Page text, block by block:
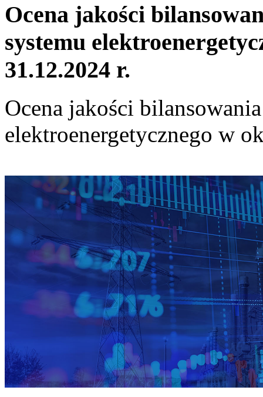
Ocena jakości
systemu
31.12.2024 r.
Ocena jakości
elektroenergetycznego w